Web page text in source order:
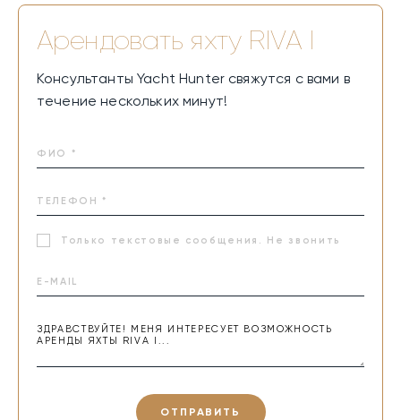
Арендовать яхту RIVA I
Консультанты Yacht Hunter свяжутся с вами в
течение нескольких минут!
Только текстовые сообщения. Не звонить
ОТПРАВИТЬ